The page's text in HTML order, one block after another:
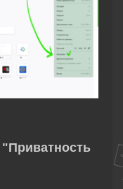
"Приватность